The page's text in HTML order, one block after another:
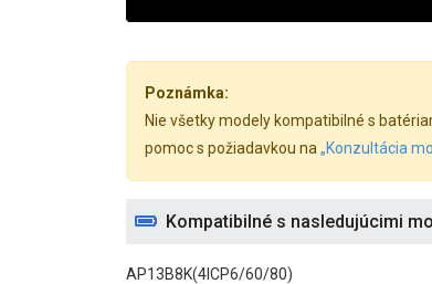
Poznámka:
Nie všetky modely kompatibilné s
pomoc s požiadavkou na „Konzultácia
Kompatibilné s nasledujúcimi
AP13B8K(4ICP6/60/80)